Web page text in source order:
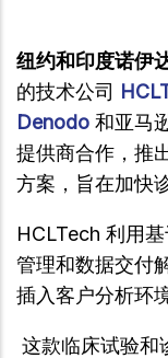
纽约和印度诺伊
的技术公司
Denodo 和亚马
提供商合作，推
方案，旨在加快
HCLTech 利用
管理和数据交付
插入客户分析环
这款临床试验和